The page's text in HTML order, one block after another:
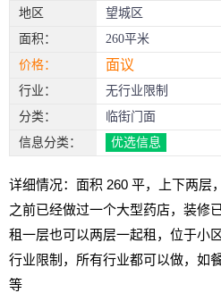
地区
望城区
面积：
260平米
价格：
面议
行业：
无行业限制
分类：
临街门面
信息分类：
优选信息
详细情况：面积 260 平，上下两层
之前已经做过一个大型药店，装修
租一层也可以两层一起租，位于小
行业限制，所有行业都可以做，如
等